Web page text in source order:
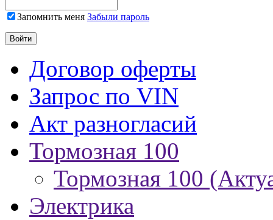
Запомнить меня Забыли пароль
Договор оферты
Запрос по VIN
Акт разногласий
Тормозная 100
Тормозная 100
Электрика